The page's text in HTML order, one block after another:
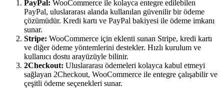
PayPal: WooCommerce ile kolayca entegre edilebilen
PayPal, uluslararası alanda kullanılan güvenilir bir ödeme
çözümüdür. Kredi kartı ve PayPal bakiyesi ile ödeme imkanı
sunar.
Stripe: WooCommerce için eklenti sunan Stripe, kredi kartı
ve diğer ödeme yöntemlerini destekler. Hızlı kurulum ve
kullanıcı dostu arayüzüyle bilinir.
2Checkout: Uluslararası ödemeleri kolayca kabul etmeyi
sağlayan 2Checkout, WooCommerce ile entegre çalışabilir ve
çeşitli ödeme seçenekleri sunar.